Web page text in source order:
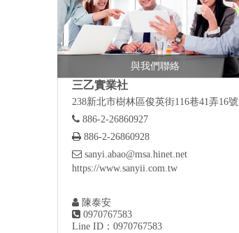
與我們聯絡
三乙實業社
238新北市樹林區俊英街116巷41弄16號
 886-2-26860927
 886-2-26860928
 sanyi.abao@msa.hinet.net
https://www.sanyii.com.tw
 陳泰安
 0970767583
Line ID：0970767583